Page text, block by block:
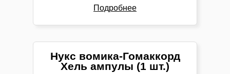
Подробнее
Нукс вомика-Гомаккорд
Хель ампулы (1 шт.)